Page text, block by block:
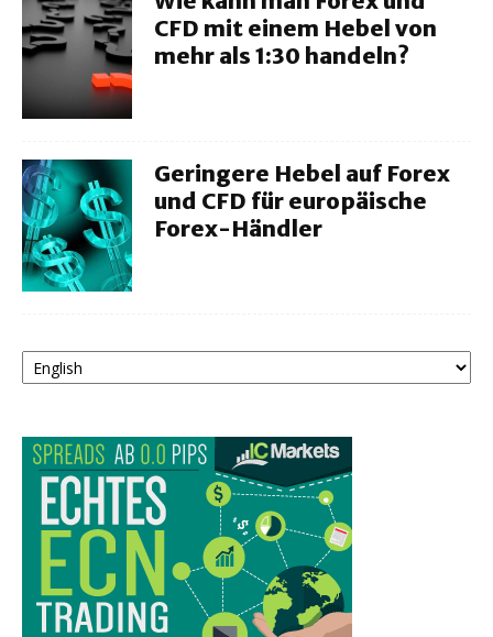
CFD mit einem Hebel von
mehr als 1:30 handeln?
Geringere Hebel auf Forex
und CFD für europäische
Forex-Händler
Sprache
auswählen